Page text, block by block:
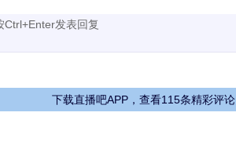
Ctrl+Enter发表回复
下载直播吧APP，查看115条精彩评论